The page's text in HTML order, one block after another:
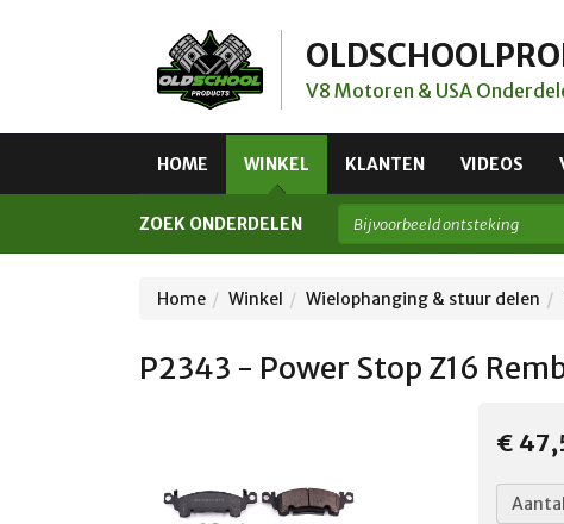
V8 Motoren & USA
HOME WINKEL KLANTEN VIDEOS
ZOEK ONDERDELEN
Home Winkel Wielophanging & stuur delen
P2343 - Power Stop Z16
€
Aantal